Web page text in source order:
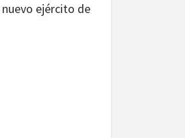
ejército de